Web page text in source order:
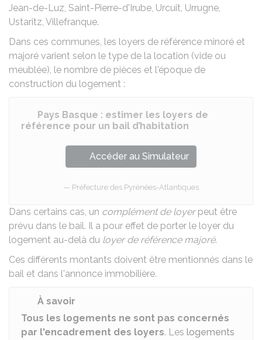
Jean-de-Luz, Saint-Pierre-d'Irube, Urcuit, Urrugne,
Ustaritz, Villefranque.
Dans ces communes, les loyers de référence minoré et
majoré varient selon le type de la location (vide ou
meublée), le nombre de pièces et l'époque de
construction du logement :
Pays Basque : estimer les loyers de
référence pour un bail d’habitation
Accéder au Simulateur
Préfecture des Pyrénées-Atlantiques
Dans certains cas, un complément de loyerpeut être
prévu dans le bail. Il a pour effet de porter le loyer du
logement au-delà du loyer de référence majoré.
Ces différents montants doivent être mentionnés dans le
bail et dans l'annonce immobilière.
À savoir
Tous les logements ne sont pas concernés
par l'encadrement des loyers. Les logements